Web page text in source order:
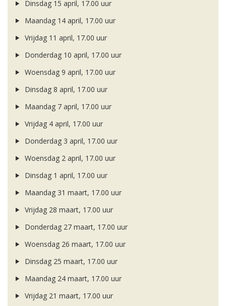
Dinsdag 15 april, 17.00 uur
Maandag 14 april, 17.00 uur
Vrijdag 11 april, 17.00 uur
Donderdag 10 april, 17.00 uur
Woensdag 9 april, 17.00 uur
Dinsdag 8 april, 17.00 uur
Maandag 7 april, 17.00 uur
Vrijdag 4 april, 17.00 uur
Donderdag 3 april, 17.00 uur
Woensdag 2 april, 17.00 uur
Dinsdag 1 april, 17.00 uur
Maandag 31 maart, 17.00 uur
Vrijdag 28 maart, 17.00 uur
Donderdag 27 maart, 17.00 uur
Woensdag 26 maart, 17.00 uur
Dinsdag 25 maart, 17.00 uur
Maandag 24 maart, 17.00 uur
Vrijdag 21 maart, 17.00 uur